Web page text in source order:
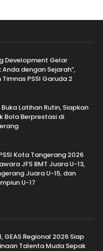
Development Gelar
dengan Sejarah”,
PSSI Garuda 2
Buka Latihan Rutin, Siapkan
Bola Berprestasi di
Kota Tangerang 2026
JFS BMT Juara U-13,
Juara U-15, dan
U-17
GEAS Regional 2026 Siap
Talenta Muda Sepak